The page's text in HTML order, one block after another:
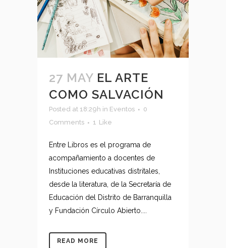
27 MAY EL ARTE
COMO SALVACIÓN
Posted at 18:29h in Eventos
0
Comments
1 Like
Entre Libros es el programa de
acompañamiento a docentes de
Instituciones educativas distritales,
desde la literatura, de la Secretaría de
Educación del Distrito de Barranquilla
y Fundación Círculo Abierto....
READ MORE